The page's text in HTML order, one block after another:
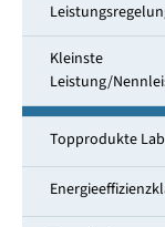
Kleinste
Leistung/
Topprodukte